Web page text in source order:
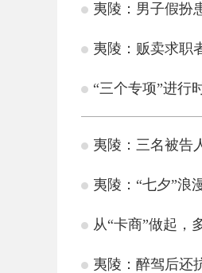
夷陵：男子假扮
夷陵：贩卖求职
“三个专项”进行
夷陵：三名被告
夷陵：“七夕”浪
从“卡商”做起，
夷陵：醉驾后还